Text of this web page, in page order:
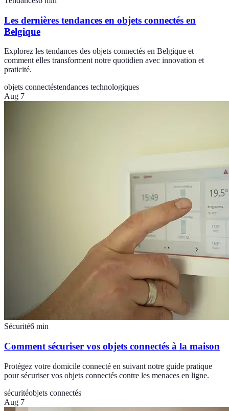
Les dernières tendances en objets connectés en
Belgique
Explorez les tendances des objets connectés en Belgique et
comment elles transforment notre quotidien avec innovation et
praticité.
objets connectéstendances technologiques
Aug 7
Sécurité6 min
Comment sécuriser vos objets connectés à la maison
Protégez votre domicile connecté en suivant notre guide pratique
pour sécuriser vos objets connectés contre les menaces en ligne.
sécuritéobjets connectés
Aug 7